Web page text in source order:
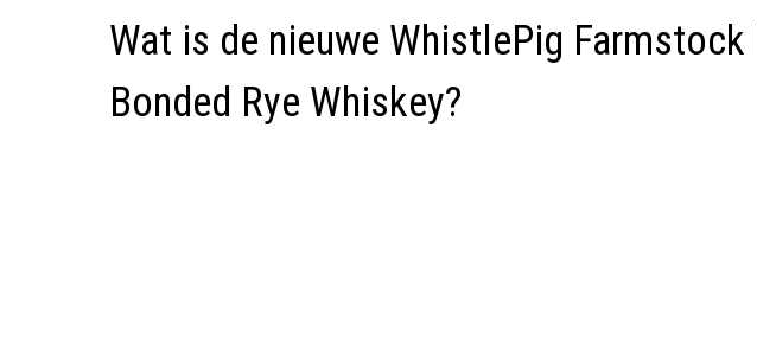
Wat is de nieuwe WhistlePig Farmstock
Bonded Rye Whiskey?